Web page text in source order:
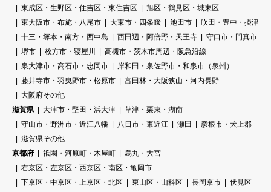
東成区・生野区・住吉区・東住吉区
旭区・鶴見区・城東区
東大阪市・布施・八尾市
大東市・四条畷 池田市
吹田・豊中・摂津
十三・塚本・南方・西中島
西田辺・阿倍野・天王寺
守口市・門真市
堺市
枚方市・寝屋川
高槻市・茨木市周辺・阪急沿線
泉大津市・高石市・忠岡市
岸和田・泉佐野市・和泉市（泉州）
藤井寺市・羽曳野市・松原市
富田林・大阪狭山・河内長野
大阪府その他
滋賀県
大津市・堅田・浜大津
草津・栗東・湖南
守山市・野洲市・近江八幡
八日市・東近江 瀬田
彦根市・犬上郡
滋賀県その他
京都府
祇園・河原町・木屋町
烏丸・大宮
右京区・左京区・西京区・南区・亀岡市
下京区・中京区・上京区・北区
東山区・山科区 長岡京市
伏見区